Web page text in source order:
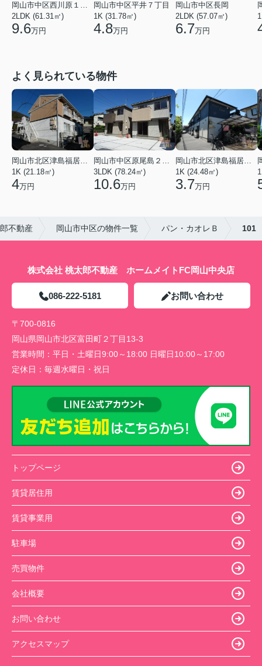
岡山市中区西川原１丁目
2LDK (61.31㎡)
9.6万円
岡山市中区平井７丁目
1K (31.78㎡)
4.8万円
岡山市中区長岡
2LDK (57.07㎡)
6.7万円
よく見られている物件
岡山市北区津島福居１丁目
1K (21.18㎡)
4万円
岡山市中区原尾島２丁目
3LDK (78.24㎡)
10.6万円
岡山市北区津島福居１丁目
1K (24.48㎡)
3.7万円
不動産 岡山市中区の物件一覧 パン・カオレＢ 101
株式会社 桃太郎不動産 ホームメイトFC岡山中央店
086-222-5181 お問い合わせ
〒700-0816
岡山県岡山市北区富田町２丁目13-3
営業時間： 平日・土曜日9:00～18:00 日曜日10:00～17:00
定休日： 毎週水曜日・祝日
トップページ
賃貸居住用
賃貸事業用
駐車場
売買物件
会社概要
お問い合わせ
アクセスマップ